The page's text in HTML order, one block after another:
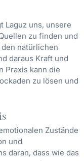
Laguz uns, unsere
zu finden und
natürlichen
daraus Kraft und
Praxis kann die
zu lösen und
Zustände
und
daran, dass wie das